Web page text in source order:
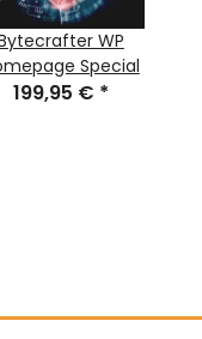
WP
Special
199,95 € *